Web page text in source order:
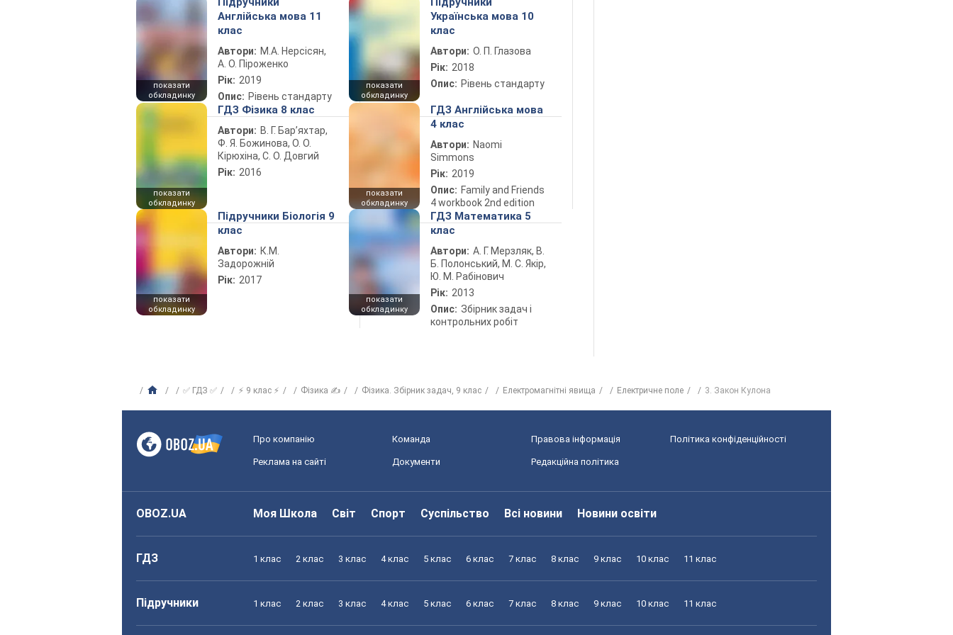
показати
обкладинку
Англійська мова 11
клас
Автори: М.А. Нерсісян,
А. О. Піроженко
Рік: 2019
Опис: Рівень стандарту
показати
обкладинку
Українська мова 10
клас
Автори: О. П. Глазова
Рік: 2018
Опис: Рівень стандарту
показати
обкладинку
ГДЗ Фізика 8 клас
Автори: В. Г. Бар’яхтар,
Ф. Я. Божинова, О. О.
Кірюхіна, С. О. Довгий
Рік: 2016
показати
обкладинку
ГДЗ Англійська мова
4 клас
Автори: Naomi
Simmons
Рік: 2019
Опис: Family and Friends
4 workbook 2nd edition
показати
обкладинку
Підручники Біологія 9
клас
Автори: К.М.
Задорожній
Рік: 2017
показати
обкладинку
ГДЗ Математика 5
клас
Автори: А. Г. Мерзляк, В.
Б. Полонський, М. С. Якір,
Ю. М. Рабінович
Рік: 2013
Опис: Збірник задач і
контрольних робіт
✅ ГДЗ ✅ ⚡ 9 клас ⚡ Фізика ✍ Фізика. Збірник задач, 9 клас Електромагнітні явища Електричне поле 3. Закон Кулона
Про компанію Команда Правова інформація Політика конфіденційності
Реклама на сайті Документи Редакційна політика
OBOZ.UA Моя Школа Світ Спорт Суспільство Всі новини Новини освіти
ГДЗ 1 клас 2 клас 3 клас 4 клас 5 клас 6 клас 7 клас 8 клас 9 клас 10 клас 11 клас
Підручники 1 клас 2 клас 3 клас 4 клас 5 клас 6 клас 7 клас 8 клас 9 клас 10 клас 11 клас